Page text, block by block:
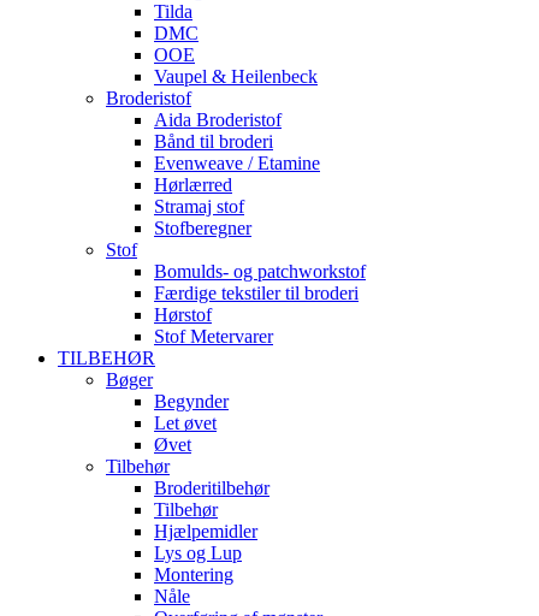
Tilda
DMC
OOE
Vaupel & Heilenbeck
Broderistof
Aida Broderistof
Bånd til broderi
Evenweave / Etamine
Hørlærred
Stramaj stof
Stofberegner
Stof
Bomulds- og patchworkstof
Færdige tekstiler til broderi
Hørstof
Stof Metervarer
TILBEHØR
Bøger
Begynder
Let øvet
Øvet
Tilbehør
Broderitilbehør
Tilbehør
Hjælpemidler
Lys og Lup
Montering
Nåle